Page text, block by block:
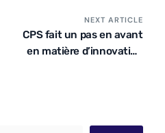
NEXT ARTICLE
CPS fait un pas en avant
en matière d’innovation